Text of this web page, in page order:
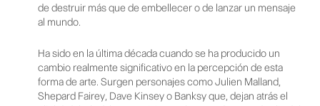
de destruir más que de embellecer o de lanzar un mensaje
al mundo.
Ha sido en la última década cuando se ha producido un
cambio realmente significativo en la percepción de esta
forma de arte. Surgen personajes como Julien Malland,
Shepard Fairey, Dave Kinsey o Banksy que, dejan atrás el